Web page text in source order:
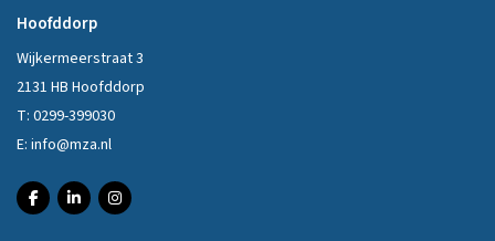
Hoofddorp
Wijkermeerstraat 3
2131 HB Hoofddorp
T: 0299-399030
E: info@mza.nl